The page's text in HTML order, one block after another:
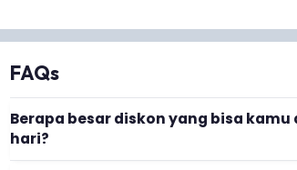
FAQs
Berapa besar diskon yang bisa
hari?